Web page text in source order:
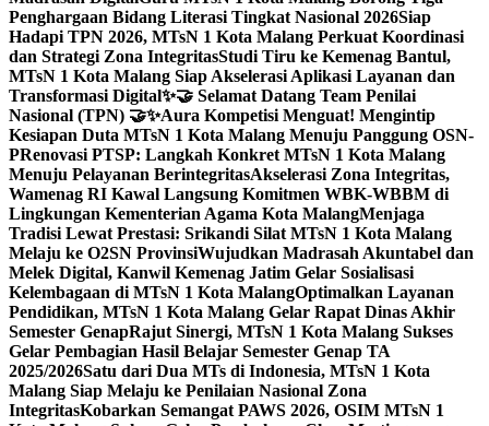
Penghargaan Bidang Literasi Tingkat Nasional 2026Siap
Hadapi TPN 2026, MTsN 1 Kota Malang Perkuat Koordinasi
dan Strategi Zona IntegritasStudi Tiru ke Kemenag Bantul,
MTsN 1 Kota Malang Siap Akselerasi Aplikasi Layanan dan
Transformasi Digital✨🤝 Selamat Datang Team Penilai
Nasional (TPN) 🤝✨Aura Kompetisi Menguat! Mengintip
Kesiapan Duta MTsN 1 Kota Malang Menuju Panggung OSN-
PRenovasi PTSP: Langkah Konkret MTsN 1 Kota Malang
Menuju Pelayanan BerintegritasAkselerasi Zona Integritas,
Wamenag RI Kawal Langsung Komitmen WBK-WBBM di
Lingkungan Kementerian Agama Kota MalangMenjaga
Tradisi Lewat Prestasi: Srikandi Silat MTsN 1 Kota Malang
Melaju ke O2SN ProvinsiWujudkan Madrasah Akuntabel dan
Melek Digital, Kanwil Kemenag Jatim Gelar Sosialisasi
Kelembagaan di MTsN 1 Kota MalangOptimalkan Layanan
Pendidikan, MTsN 1 Kota Malang Gelar Rapat Dinas Akhir
Semester GenapRajut Sinergi, MTsN 1 Kota Malang Sukses
Gelar Pembagian Hasil Belajar Semester Genap TA
2025/2026Satu dari Dua MTs di Indonesia, MTsN 1 Kota
Malang Siap Melaju ke Penilaian Nasional Zona
IntegritasKobarkan Semangat PAWS 2026, OSIM MTsN 1